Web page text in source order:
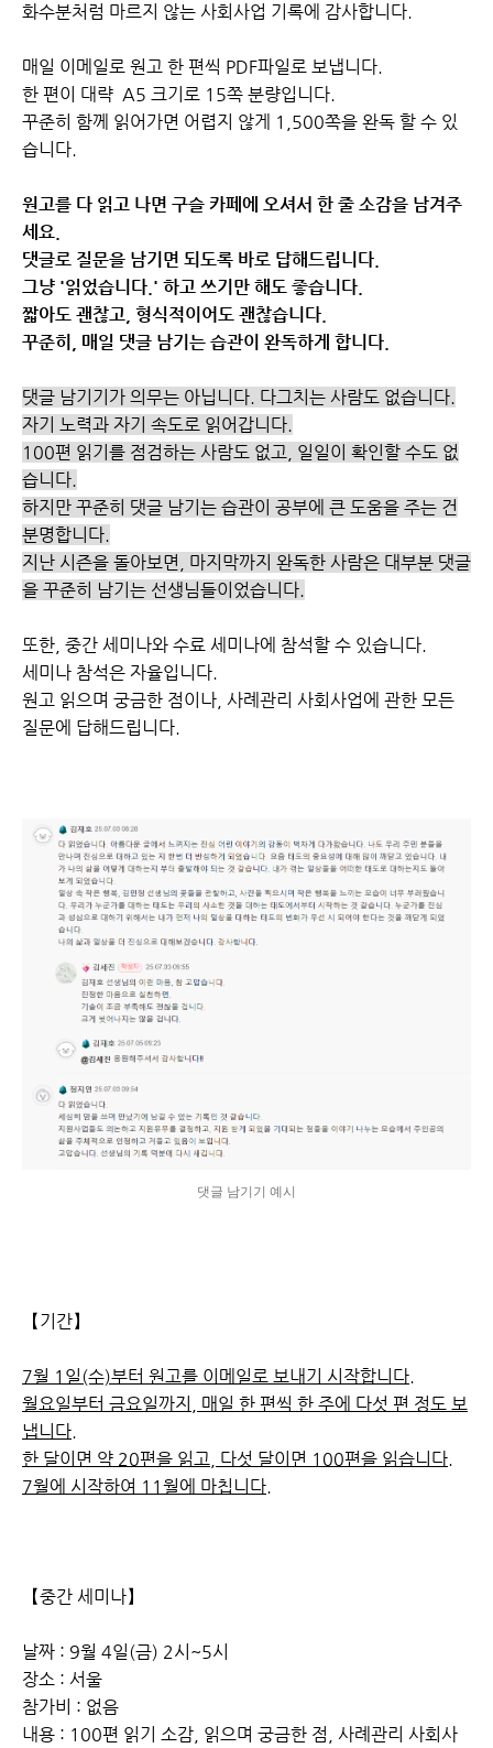
화수분처럼 마르지 않는 사회사업 기록에 감사합니다.
매일 이메일로 원고 한 편씩 PDF파일로 보냅니다.
한 편이 대략 A5 크기로 15쪽 분량입니다.
꾸준히 함께 읽어가면 어렵지 않게 1,500쪽을 완독 할 수 있
습니다.
원고를 다 읽고 나면 구슬 카페에 오셔서 한 줄 소감을 남겨주
세요.
댓글로 질문을 남기면 되도록 바로 답해드립니다.
그냥 '읽었습니다.' 하고 쓰기만 해도 좋습니다.
짧아도 괜찮고, 형식적이어도 괜찮습니다.
꾸준히, 매일 댓글 남기는 습관이 완독하게 합니다.
댓글 남기기가 의무는 아닙니다. 다그치는 사람도 없습니다.
자기 노력과 자기 속도로 읽어갑니다.
100편 읽기를 점검하는 사람도 없고, 일일이 확인할 수도 없
습니다.
하지만 꾸준히 댓글 남기는 습관이 공부에 큰 도움을 주는 건
분명합니다.
지난 시즌을 돌아보면, 마지막까지 완독한 사람은 대부분 댓글
을 꾸준히 남기는 선생님들이었습니다.
또한, 중간 세미나와 수료 세미나에 참석할 수 있습니다.
세미나 참석은 자율입니다.
원고 읽으며 궁금한 점이나, 사례관리 사회사업에 관한 모든
질문에 답해드립니다.
댓글 남기기 예시
【기간】
7월 1일(수)부터 원고를 이메일로 보내기 시작합니다.
월요일부터 금요일까지, 매일 한 편씩 한 주에 다섯 편 정도 보
냅니다.
한 달이면 약 20편을 읽고, 다섯 달이면 100편을 읽습니다.
7월에 시작하여 11월에 마칩니다.
【중간 세미나】
날짜 : 9월 4일(금) 2시~5시
장소 : 서울
참가비 : 없음
내용 : 100편 읽기 소감, 읽으며 궁금한 점, 사례관리 사회사